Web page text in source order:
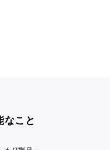
なこと